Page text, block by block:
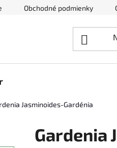
Obchodné podmienky
Jasminoides-Gardénia
Gardenia